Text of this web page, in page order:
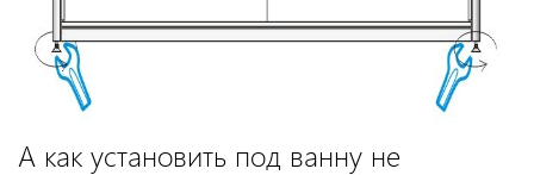
А как установить под ванну не